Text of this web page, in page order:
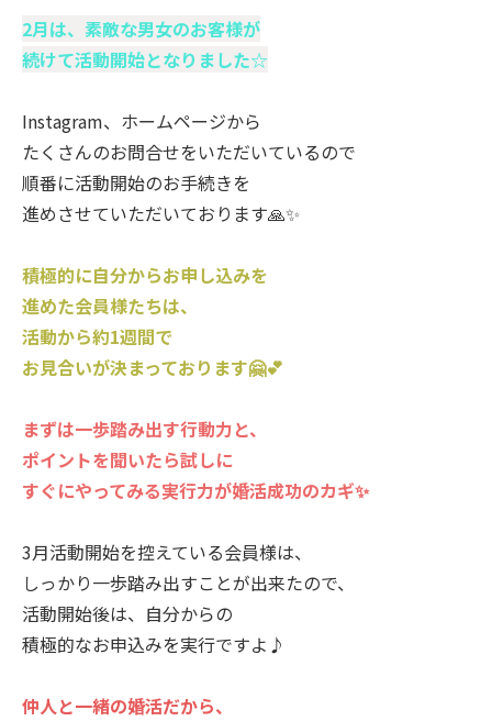
2月は、素敵な男女のお客様が
続けて活動開始となりました☆
Instagram、ホームページから
たくさんのお問合せをいただいているので
順番に活動開始のお手続きを
進めさせていただいております🙏✨
積極的に自分からお申し込みを
進めた会員様たちは、
活動から約1週間で
お見合いが決まっております🤗💕
まずは一歩踏み出す行動力と、
ポイントを聞いたら試しに
すぐにやってみる実行力が婚活成功のカギ✨
3月活動開始を控えている会員様は、
しっかり一歩踏み出すことが出来たので、
活動開始後は、自分からの
積極的なお申込みを実行ですよ♪
仲人と一緒の婚活だから、